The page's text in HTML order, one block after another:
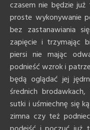
czasem nie będzie
proste wykonywanie
bez zastanawiania
zapięcie i trzymając
piersi nie mając
podnieść wzrok i
będą oglądać jej
średnich
sutki i uśmiechnę się
zimna czy też